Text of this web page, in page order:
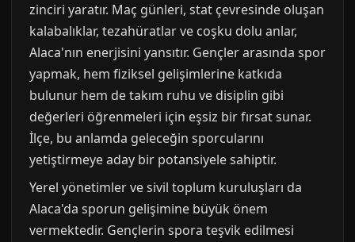
zinciri yaratır. Maç günleri, stat çevresinde oluşan
kalabalıklar, tezahüratlar ve coşku dolu anlar,
Alaca'nın enerjisini yansıtır. Gençler arasında spor
yapmak, hem fiziksel gelişimlerine katkıda
bulunur hem de takım ruhu ve disiplin gibi
değerleri öğrenmeleri için eşsiz bir fırsat sunar.
İlçe, bu anlamda geleceğin sporcularını
yetiştirmeye aday bir potansiyele sahiptir.
Yerel yönetimler ve sivil toplum kuruluşları da
Alaca'da sporun gelişimine büyük önem
vermektedir. Gençlerin spora teşvik edilmesi